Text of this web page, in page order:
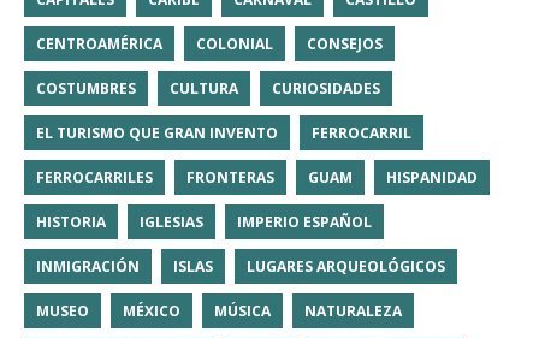
CENTROAMÉRICA COLONIAL CONSEJOS
COSTUMBRES CULTURA CURIOSIDADES
EL TURISMO QUE GRAN INVENTO FERROCARRIL
FERROCARRILES FRONTERAS GUAM HISPANIDAD
HISTORIA IGLESIAS IMPERIO ESPAÑOL
INMIGRACIÓN ISLAS LUGARES ARQUEOLÓGICOS
MUSEO MÉXICO MÚSICA NATURALEZA